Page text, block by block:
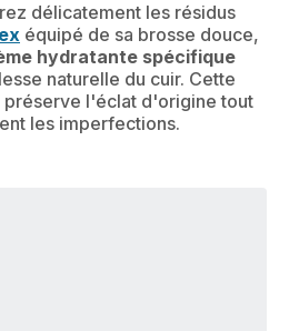
délicatement les résidus
équipé de sa brosse douce,
hydratante spécifique
naturelle du cuir. Cette
l'éclat d'origine tout
les imperfections.